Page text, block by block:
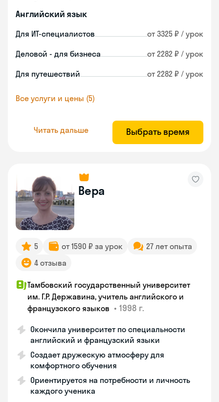
Английский язык
Для ИТ-специалистов от 3325 ₽ / урок
Деловой - для бизнеса от 2282 ₽ / урок
Для путешествий от 2282 ₽ / урок
Все услуги и цены (5)
Читать дальше Выбрать время
Вера
5 от 1590 ₽ за урок
27 лет опыта
4 отзыва
Тамбовский государственный университет
им. Г.Р. Державина, учитель английского и
французского языков • 1998 г.
Окончила университет по специальности
английский и французский языки
Создает дружескую атмосферу для
комфортного обучения
Ориентируется на потребности и личность
каждого ученика